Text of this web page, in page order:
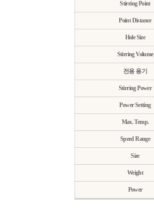
Stirring Point
Point Distance
Hole Size
Stirring Volume
전용 용기
Stirring Power
Power Setting
Max. Temp.
Speed Range
Size
Weight
Power